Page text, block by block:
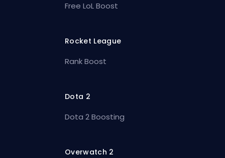
Free LoL Boost
Rocket League
Rank Boost
Dota 2
Dota 2 Boosting
Overwatch 2